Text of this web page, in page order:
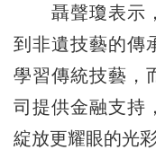
聶聲瓊表示，
到非遺技藝的傳
學習傳統技藝，
司提供金融支持
綻放更耀眼的光彩